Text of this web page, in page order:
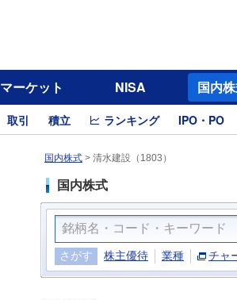
マーケット NISA 国内
取引 積立 ランキング IPO・PO
国内株式 > 清水建設（1803）
国内株式
さがす 株主優待 業種 チャ